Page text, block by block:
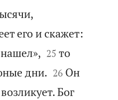
его и скажет:


25 то
дни.
26 Он
Бог